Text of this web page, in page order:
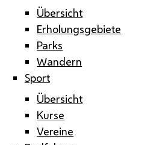
Übersicht
Erholungsgebiete
Parks
Wandern
Sport
Übersicht
Kurse
Vereine